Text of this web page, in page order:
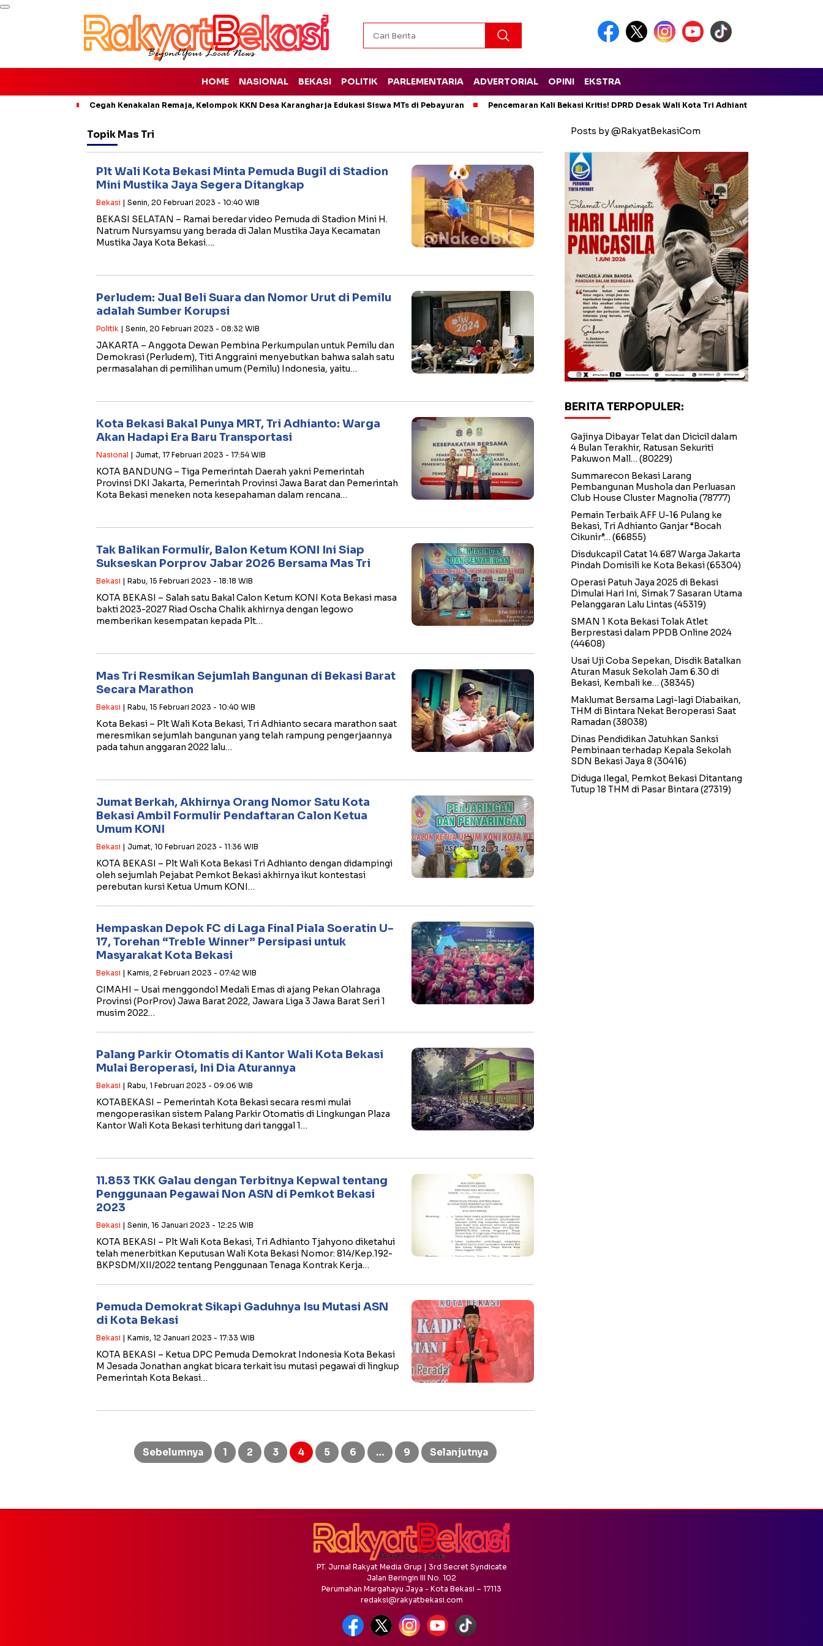
HOME NASIONAL BEKASI POLITIK PARLEMENTARIA ADVERTORIAL OPINI EKSTRA
Cegah Kenakalan Remaja, Kelompok KKN Desa Karangharja Edukasi Siswa MTs di Pebayuran Pencemaran Kali Bekasi Kritis! DPRD Desak Wali Kota Tri Adhianto Lapor ke
Topik Mas Tri
Plt Wali Kota Bekasi Minta Pemuda Bugil di Stadion
Mini Mustika Jaya Segera Ditangkap
Bekasi | Senin, 20 Februari 2023 - 10:40 WIB
BEKASI SELATAN – Ramai beredar video Pemuda di Stadion Mini H.
Natrum Nursyamsu yang berada di Jalan Mustika Jaya Kecamatan
Mustika Jaya Kota Bekasi….
Perludem: Jual Beli Suara dan Nomor Urut di Pemilu
adalah Sumber Korupsi
Politik | Senin, 20 Februari 2023 - 08:32 WIB
JAKARTA – Anggota Dewan Pembina Perkumpulan untuk Pemilu dan
Demokrasi (Perludem), Titi Anggraini menyebutkan bahwa salah satu
permasalahan di pemilihan umum (Pemilu) Indonesia, yaitu…
Kota Bekasi Bakal Punya MRT, Tri Adhianto: Warga
Akan Hadapi Era Baru Transportasi
Nasional | Jumat, 17 Februari 2023 - 17:54 WIB
KOTA BANDUNG – Tiga Pemerintah Daerah yakni Pemerintah
Provinsi DKI Jakarta, Pemerintah Provinsi Jawa Barat dan Pemerintah
Kota Bekasi meneken nota kesepahaman dalam rencana…
Tak Balikan Formulir, Balon Ketum KONI Ini Siap
Sukseskan Porprov Jabar 2026 Bersama Mas Tri
Bekasi | Rabu, 15 Februari 2023 - 18:18 WIB
KOTA BEKASI – Salah satu Bakal Calon Ketum KONI Kota Bekasi masa
bakti 2023-2027 Riad Oscha Chalik akhirnya dengan legowo
memberikan kesempatan kepada Plt…
Mas Tri Resmikan Sejumlah Bangunan di Bekasi Barat
Secara Marathon
Bekasi | Rabu, 15 Februari 2023 - 10:40 WIB
Kota Bekasi – Plt Wali Kota Bekasi, Tri Adhianto secara marathon saat
meresmikan sejumlah bangunan yang telah rampung pengerjaannya
pada tahun anggaran 2022 lalu…
Jumat Berkah, Akhirnya Orang Nomor Satu Kota
Bekasi Ambil Formulir Pendaftaran Calon Ketua
Umum KONI
Bekasi | Jumat, 10 Februari 2023 - 11:36 WIB
KOTA BEKASI – Plt Wali Kota Bekasi Tri Adhianto dengan didampingi
oleh sejumlah Pejabat Pemkot Bekasi akhirnya ikut kontestasi
perebutan kursi Ketua Umum KONI…
Hempaskan Depok FC di Laga Final Piala Soeratin U-
17, Torehan “Treble Winner” Persipasi untuk
Masyarakat Kota Bekasi
Bekasi | Kamis, 2 Februari 2023 - 07:42 WIB
CIMAHI – Usai menggondol Medali Emas di ajang Pekan Olahraga
Provinsi (PorProv) Jawa Barat 2022, Jawara Liga 3 Jawa Barat Seri 1
musim 2022…
Palang Parkir Otomatis di Kantor Wali Kota Bekasi
Mulai Beroperasi, Ini Dia Aturannya
Bekasi | Rabu, 1 Februari 2023 - 09:06 WIB
KOTABEKASI – Pemerintah Kota Bekasi secara resmi mulai
mengoperasikan sistem Palang Parkir Otomatis di Lingkungan Plaza
Kantor Wali Kota Bekasi terhitung dari tanggal 1…
11.853 TKK Galau dengan Terbitnya Kepwal tentang
Penggunaan Pegawai Non ASN di Pemkot Bekasi
2023
Bekasi | Senin, 16 Januari 2023 - 12:25 WIB
KOTA BEKASI – Plt Wali Kota Bekasi, Tri Adhianto Tjahyono diketahui
telah menerbitkan Keputusan Wali Kota Bekasi Nomor: 814/Kep.192-
BKPSDM/XII/2022 tentang Penggunaan Tenaga Kontrak Kerja…
Pemuda Demokrat Sikapi Gaduhnya Isu Mutasi ASN
di Kota Bekasi
Bekasi | Kamis, 12 Januari 2023 - 17:33 WIB
KOTA BEKASI – Ketua DPC Pemuda Demokrat Indonesia Kota Bekasi
M Jesada Jonathan angkat bicara terkait isu mutasi pegawai di lingkup
Pemerintah Kota Bekasi…
Paginasi
Sebelumnya 1 2 3 4 5 6 … 9 Selanjutnya
Posts by @RakyatBekasiCom
BERITA TERPOPULER:
Gajinya Dibayar Telat dan Dicicil dalam
4 Bulan Terakhir, Ratusan Sekuriti
Pakuwon Mall… (80229)
Summarecon Bekasi Larang
Pembangunan Mushola dan Perluasan
Club House Cluster Magnolia (78777)
Pemain Terbaik AFF U-16 Pulang ke
Bekasi, Tri Adhianto Ganjar “Bocah
Cikunir”… (66855)
Disdukcapil Catat 14.687 Warga Jakarta
Pindah Domisili ke Kota Bekasi(65304)
Operasi Patuh Jaya 2025 di Bekasi
Dimulai Hari Ini, Simak 7 Sasaran Utama
Pelanggaran Lalu Lintas (45319)
SMAN 1 Kota Bekasi Tolak Atlet
Berprestasi dalam PPDB Online 2024
(44608)
Usai Uji Coba Sepekan, Disdik Batalkan
Aturan Masuk Sekolah Jam 6.30 di
Bekasi, Kembali ke… (38345)
Maklumat Bersama Lagi-lagi Diabaikan,
THM di Bintara Nekat Beroperasi Saat
Ramadan (38038)
Dinas Pendidikan Jatuhkan Sanksi
Pembinaan terhadap Kepala Sekolah
SDN Bekasi Jaya 8 (30416)
Diduga Ilegal, Pemkot Bekasi Ditantang
Tutup 18 THM di Pasar Bintara (27319)
PT. Jurnal Rakyat Media Grup | 3rd Secret Syndicate
Jalan Beringin III No. 102
Perumahan Margahayu Jaya - Kota Bekasi – 17113
redaksi@rakyatbekasi.com